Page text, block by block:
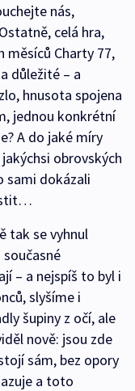
nás,
celá hra,
měsíců Charty 77,
důležité – a
hnusota spojena
jednou konkrétní
A do jaké míry
obrovských
sami dokázali
tak se vyhnul
– a nejspíš to byl i
slyšíme i
šupiny z očí, ale
nově: jsou zde
sám, bez opory
a toto